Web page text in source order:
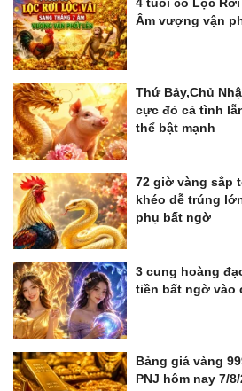
Âm vượng vận
Thứ Bảy,Chủ
cực đỏ cả tình
thể bật mạnh
72 giờ vàng sắp
khéo dễ trúng
phụ bất ngờ
3 cung hoàng
tiền bất ngờ vào
Bảng giá vàng
PNJ hôm nay 7/